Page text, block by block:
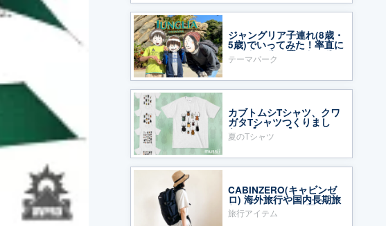
ジャングリア子連れ(8歳・
5歳)でいってみた！率直に
いいところ・悪いところ
テーマパーク
カブトムシTシャツ、クワ
ガタTシャツつくりまし
た〜【mussii】
夏のTシャツ
CABINZERO(キャビンゼ
ロ) 海外旅行や国内長期旅
行のバックパック買って
みた！
旅行アイテム